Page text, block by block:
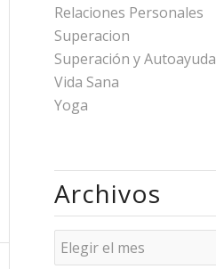
Relaciones Personales
Superacion
Superación y Autoayuda
Vida Sana
Yoga
Archivos